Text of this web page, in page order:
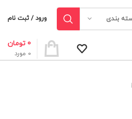
بندی ورود / ثبت نام
0 مورد
0 تومان